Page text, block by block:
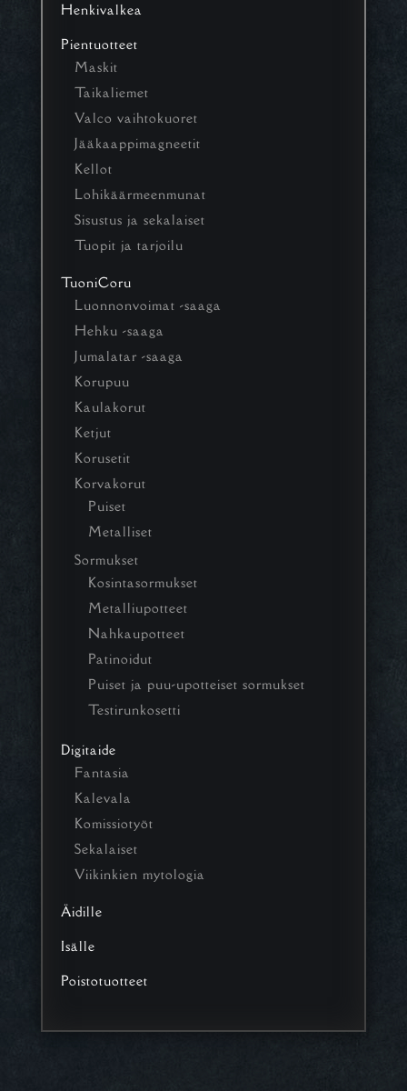
Henkivalkea
Pientuotteet
Maskit
Taikaliemet
Valco vaihtokuoret
Jääkaappimagneetit
Kellot
Lohikäärmeenmunat
Sisustus ja sekalaiset
Tuopit ja tarjoilu
TuoniCoru
Luonnonvoimat -saaga
Hehku -saaga
Jumalatar -saaga
Korupuu
Kaulakorut
Ketjut
Korusetit
Korvakorut
Puiset
Metalliset
Sormukset
Kosintasormukset
Metalliupotteet
Nahkaupotteet
Patinoidut
Puiset ja puu-upotteiset sormukset
Testirunkosetti
Digitaide
Fantasia
Kalevala
Komissiotyöt
Sekalaiset
Viikinkien mytologia
Äidille
Isälle
Poistotuotteet